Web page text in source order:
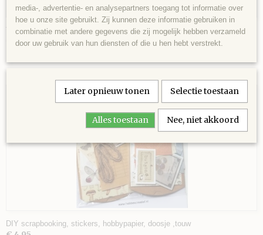
Ticketboekje KERST
€ 2,00
DIY scrapbooking, stickers, hobbypapier, doosje ,touw
media-, advertentie- en analysepartners toegang tot informatie over
hoe u onze site gebruikt. Zij kunnen deze informatie gebruiken in
combinatie met andere gegevens die zij mogelijk hebben verzameld
door uw gebruik van hun diensten of die u hen hebt verstrekt.
Later opnieuw tonen Selectie toestaan
Alles toestaan Nee, niet akkoord